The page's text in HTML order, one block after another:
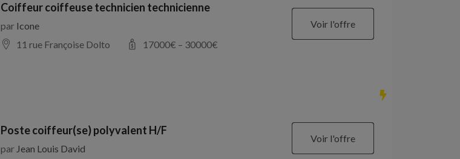
Coiffeur coiffeuse technicien technicienne
par Icone
11 rue Françoise Dolto
17000€ – 30000€
Voir l'offre
Poste coiffeur(se) polyvalent H/F
par Jean Louis David
Voir l'offre